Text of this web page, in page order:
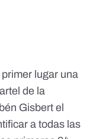
lugar una
de la
Gisbert el
a todas las